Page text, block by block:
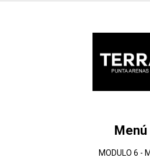
Menú
MODULO 6 -